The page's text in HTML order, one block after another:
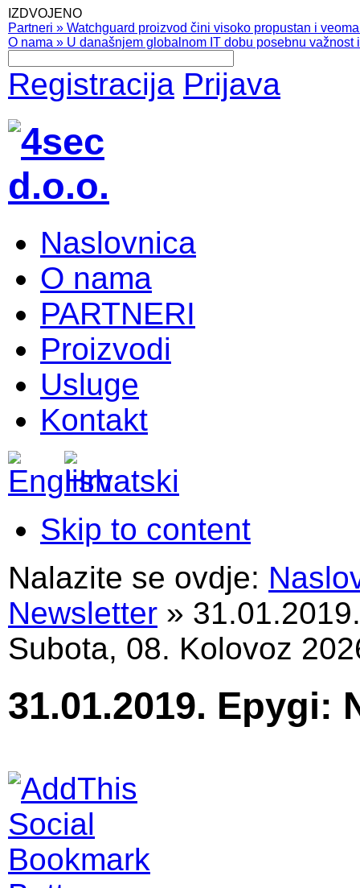
IZDVOJENO
Partneri » Watchguard proizvod čini visoko propustan i
O nama » U današnjem globalnom IT dobu posebnu
Registracija Prijava
Naslovnica
O nama
PARTNERI
Proizvodi
Usluge
Kontakt
Skip to content
Nalazite se ovdje:
Newsletter »
Subota, 08. Kolovoz
31.01.2019. Epygi: